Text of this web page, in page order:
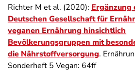
Richter M et al. (2020): Ergänzung
Deutschen Gesellschaft für
veganen Ernährung hinsichtlich
Bevölkerungsgruppen mit
die Nährstoffversorgung.
Sonderheft 5 Vegan: 64ff